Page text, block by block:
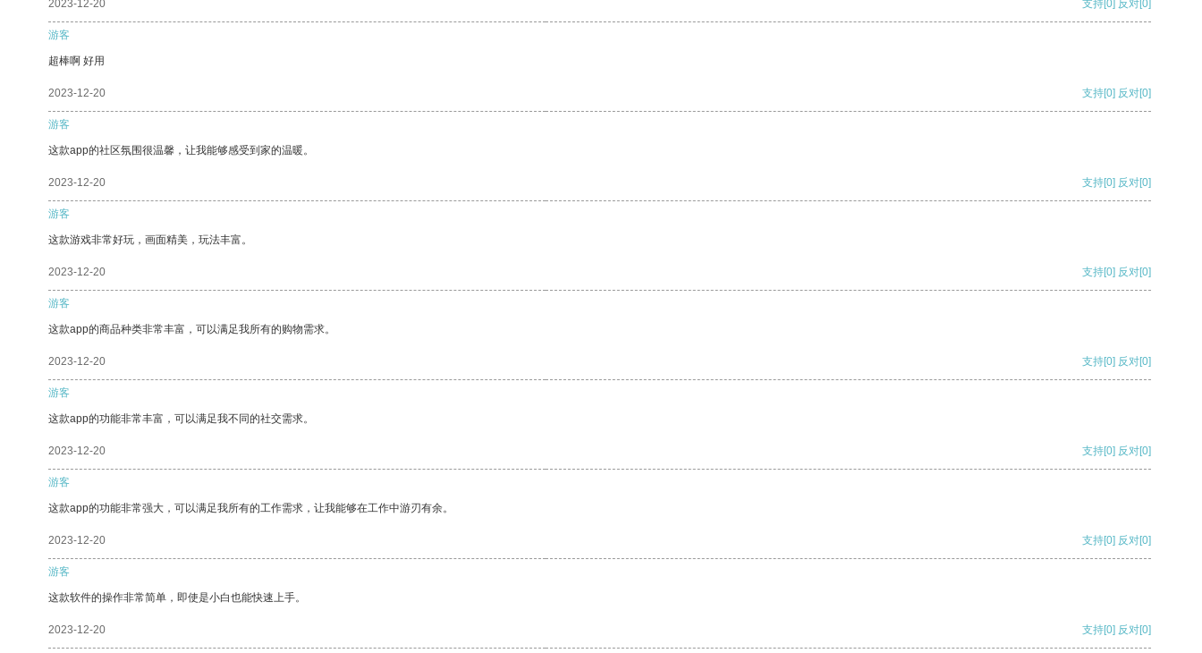
2023-12-20 支持[0] 反对[0]
游客
超棒啊 好用
2023-12-20 支持[0] 反对[0]
游客
这款app的社区氛围很温馨，让我能够感受到家的温暖。
2023-12-20 支持[0] 反对[0]
游客
这款游戏非常好玩，画面精美，玩法丰富。
2023-12-20 支持[0] 反对[0]
游客
这款app的商品种类非常丰富，可以满足我所有的购物需求。
2023-12-20 支持[0] 反对[0]
游客
这款app的功能非常丰富，可以满足我不同的社交需求。
2023-12-20 支持[0] 反对[0]
游客
这款app的功能非常强大，可以满足我所有的工作需求，让我能够在工作中游刃有余。
2023-12-20 支持[0] 反对[0]
游客
这款软件的操作非常简单，即使是小白也能快速上手。
2023-12-20 支持[0] 反对[0]